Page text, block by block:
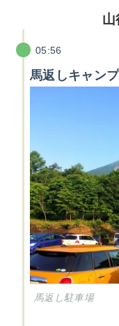
山
05:56
馬返しキャン
馬返し駐車場